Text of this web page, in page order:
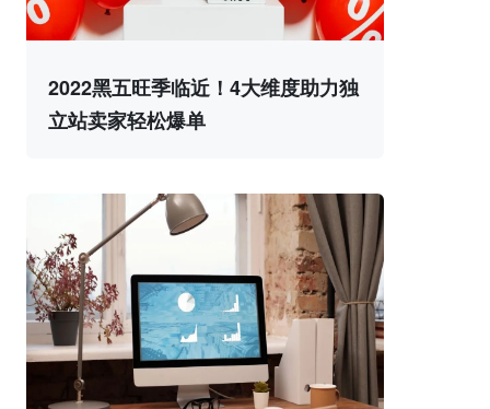
2022黑五旺季临近！4大维度助力独
立站卖家轻松爆单